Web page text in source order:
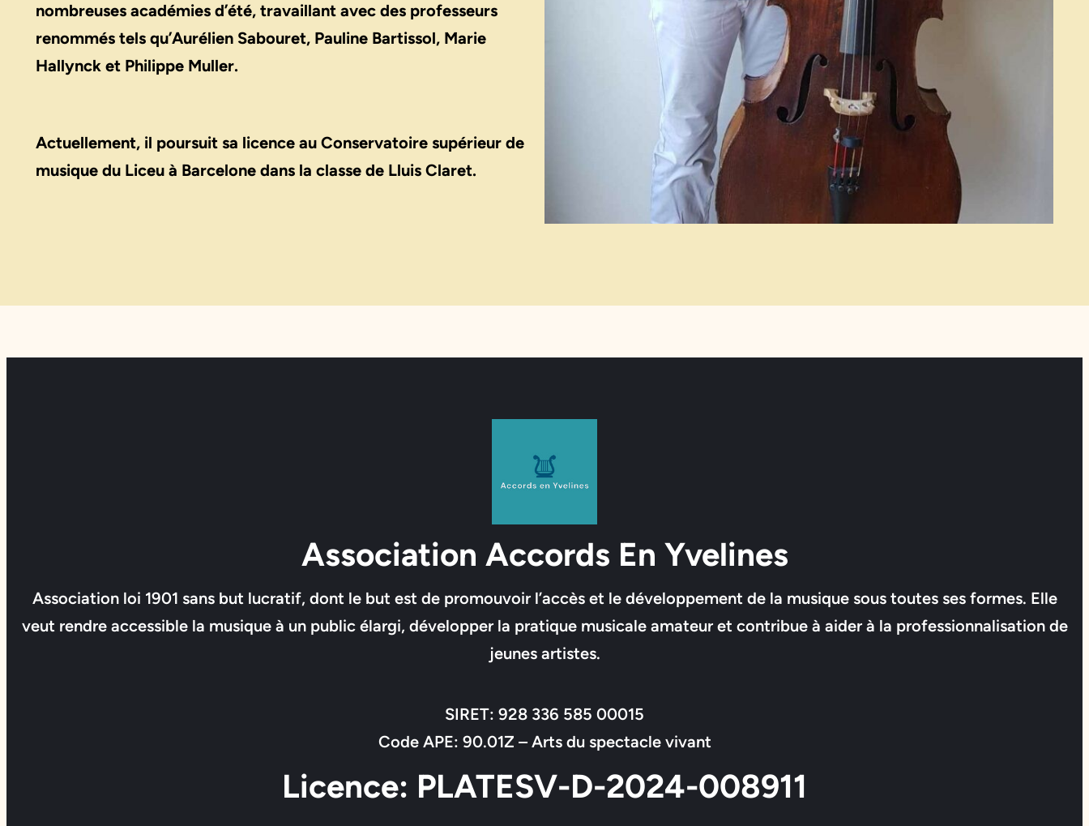
nombreuses académies d’été, travaillant avec des professeurs
renommés tels qu’Aurélien Sabouret, Pauline Bartissol, Marie
Hallynck et Philippe Muller.
Actuellement, il poursuit sa licence au Conservatoire supérieur de
musique du Liceu à Barcelone dans la classe de Lluis Claret.
Association Accords En Yvelines
Association loi 1901 sans but lucratif, dont le but est de promouvoir l’accès et le développement de la musique sous toutes ses formes. Elle
veut rendre accessible la musique à un public élargi, développer la pratique musicale amateur et contribue à aider à la professionnalisation de
jeunes artistes.
SIRET: 928 336 585 00015
Code APE: 90.01Z – Arts du spectacle vivant
Licence: PLATESV-D-2024-008911